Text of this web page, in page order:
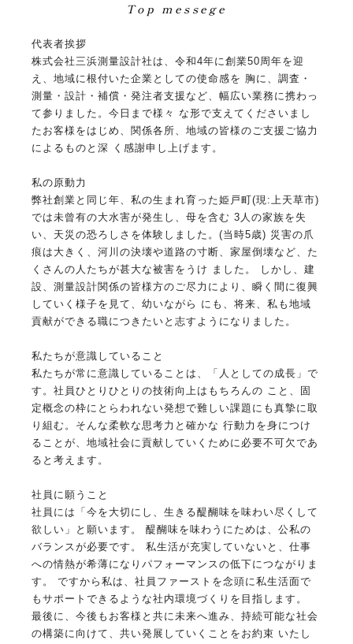
Top messege
代表者挨拶
株式会社三浜測量設計社は、令和4年に創業50周年を迎
え、地域に根付いた企業としての使命感を 胸に、調査・
測量・設計・補償・発注者支援など、幅広い業務に携わっ
て参りました。今日まで様々 な形で支えてくださいまし
たお客様をはじめ、関係各所、地域の皆様のご支援ご協力
によるものと深 く感謝申し上げます。
私の原動力
弊社創業と同じ年、私の生まれ育った姫戸町(現:上天草市)
では未曾有の大水害が発生し、母を含む 3人の家族を失
い、天災の恐ろしさを体験しました。(当時5歳) 災害の爪
痕は大きく、河川の決壊や道路の寸断、家屋倒壊など、た
くさんの人たちが甚大な被害をうけ ました。 しかし、建
設、測量設計関係の皆様方のご尽力により、瞬く間に復興
していく様子を見て、幼いながら にも、将来、私も地域
貢献ができる職につきたいと志すようになりました。
私たちが意識していること
私たちが常に意識していることは、「人としての成長」で
す。社員ひとりひとりの技術向上はもちろんの こと、固
定概念の枠にとらわれない発想で難しい課題にも真摯に取
り組む。そんな柔軟な思考力と確かな 行動力を身につけ
ることが、地域社会に貢献していくために必要不可欠であ
ると考えます。
社員に願うこと
社員には「今を大切にし、生きる醍醐味を味わい尽くして
欲しい」と願います。 醍醐味を味わうにためは、公私の
バランスが必要です。 私生活が充実していないと、仕事
への情熱が希薄になりパフォーマンスの低下につながりま
す。 ですから私は、社員ファーストを念頭に私生活面で
もサポートできるような社内環境づくりを目指します。
最後に、今後もお客様と共に未来へ進み、持続可能な社会
の構築に向けて、共い発展していくことをお約束 いたし